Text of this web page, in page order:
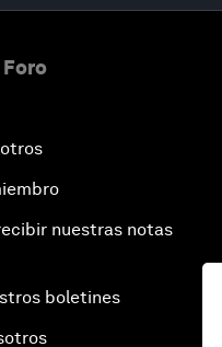
nuestras notas
boletines